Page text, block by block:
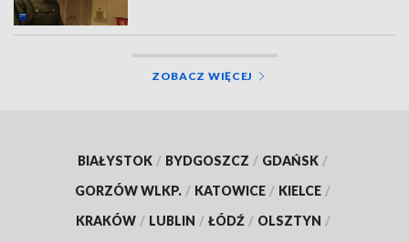
ZOBACZ WIĘCEJ
BIAŁYSTOK / BYDGOSZCZ / GDAŃSK /
GORZÓW WLKP. / KATOWICE / KIELCE /
KRAKÓW / LUBLIN / ŁÓDŹ / OLSZTYN /